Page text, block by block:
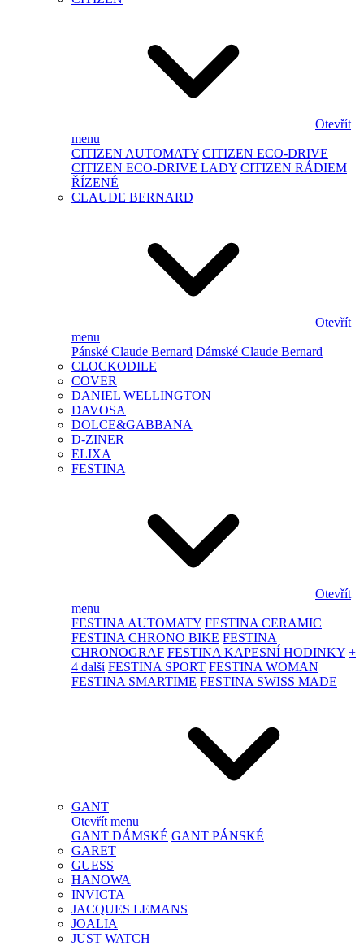
Otevřít
menu
CITIZEN AUTOMATY CITIZEN ECO-DRIVE
CITIZEN ECO-DRIVE LADY CITIZEN RÁDIEM
ŘÍZENÉ
CLAUDE BERNARD
Otevřít
menu
Pánské Claude Bernard Dámské Claude Bernard
CLOCKODILE
COVER
DANIEL WELLINGTON
DAVOSA
DOLCE&GABBANA
D-ZINER
ELIXA
FESTINA
Otevřít
menu
FESTINA AUTOMATY FESTINA CERAMIC
FESTINA CHRONO BIKE FESTINA
CHRONOGRAF FESTINA KAPESNÍ HODINKY +
4 další FESTINA SPORT FESTINA WOMAN
FESTINA SMARTIME FESTINA SWISS MADE
GANT
Otevřít menu
GANT DÁMSKÉ GANT PÁNSKÉ
GARET
GUESS
HANOWA
INVICTA
JACQUES LEMANS
JOALIA
JUST WATCH